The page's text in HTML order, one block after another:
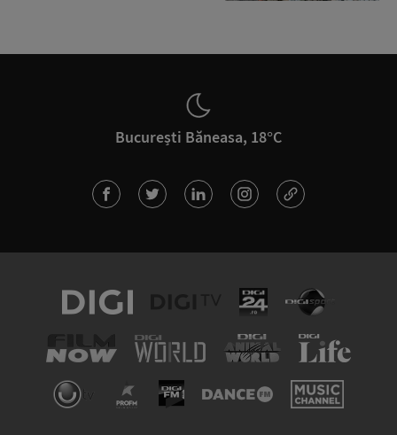
București Băneasa, 18°C